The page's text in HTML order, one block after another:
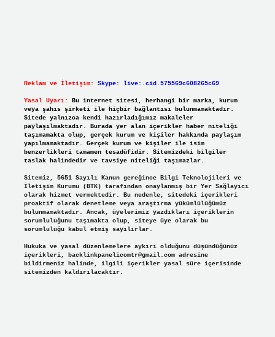
Reklam ve İletişim: Skype: live:.cid.575569c608265c69
Yasal Uyarı:
Bu internet sitesi, herhangi bir marka, kurum
veya şahıs şirketi ile hiçbir bağlantısı bulunmamaktadır.
Sitede yalnızca kendi hazırladığımız makaleler
paylaşılmaktadır. Burada yer alan içerikler haber niteliği
taşımamakta olup, gerçek kurum ve kişiler hakkında paylaşım
yapılmamaktadır. Gerçek kurum ve kişiler ile isim
benzerlikleri tamamen tesadüfidir. Sitemizdeki bilgiler
taslak halindedir ve tavsiye niteliği taşımazlar.
Sitemiz, 5651 Sayılı Kanun gereğince Bilgi Teknolojileri ve
İletişim Kurumu (BTK) tarafından onaylanmış bir Yer Sağlayıcı
olarak hizmet vermektedir. Bu nedenle, sitedeki içerikleri
proaktif olarak denetleme veya araştırma yükümlülüğümüz
bulunmamaktadır. Ancak, üyelerimiz yazdıkları içeriklerin
sorumluluğunu taşımakta olup, siteye üye olarak bu
sorumluluğu kabul etmiş sayılırlar.
Hukuka ve yasal düzenlemelere aykırı olduğunu düşündüğünüz
içerikleri, backlinkpanelicomtr@gmail.comadresine
bildirmeniz halinde, ilgili içerikler yasal süre içerisinde
sitemizden kaldırılacaktır.